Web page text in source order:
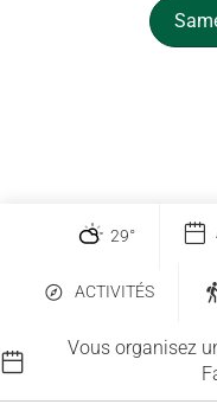
29°
ACTIVITÉS
Vous organisez